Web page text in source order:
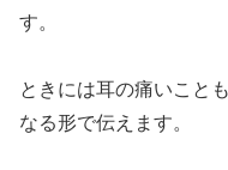
す。
ときには耳の痛いこと
なる形で伝えます。